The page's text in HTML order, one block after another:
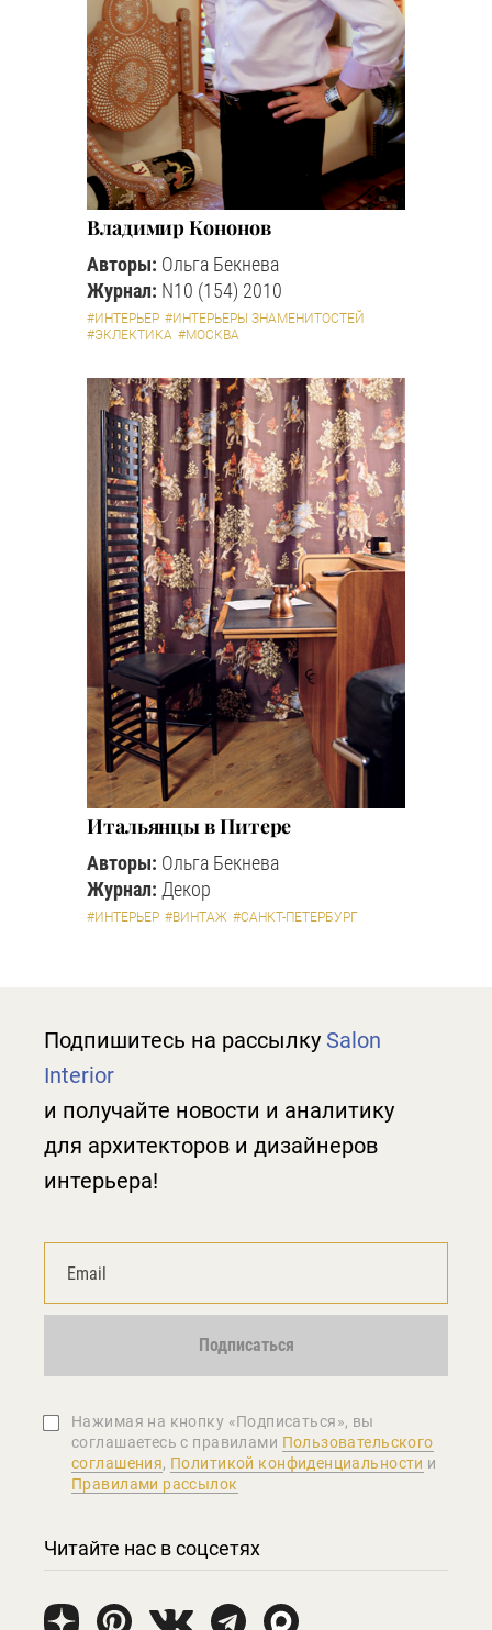
Владимир Кононов
Авторы: Ольга Бекнева
Журнал: N10 (154) 2010
#ИНТЕРЬЕР #ИНТЕРЬЕРЫ ЗНАМЕНИТОСТЕЙ
#ЭКЛЕКТИКА #МОСКВА
Итальянцы в Питере
Авторы: Ольга Бекнева
Журнал: Декор
#ИНТЕРЬЕР #ВИНТАЖ #САНКТ-ПЕТЕРБУРГ
Подпишитесь на рассылку Salon
Interior
и получайте новости и аналитику
для архитекторов и дизайнеров
интерьера!
Подписаться
Нажимая на кнопку «Подписаться», вы
соглашаетеcь с правилами Пользовательского
соглашения, Политикой конфиденциальности и
Правилами рассылок
Читайте нас в соцсетях